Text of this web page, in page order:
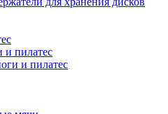
и пилатес
и пилатес